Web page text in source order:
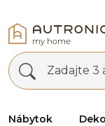
Zadajte 3
Nábytok